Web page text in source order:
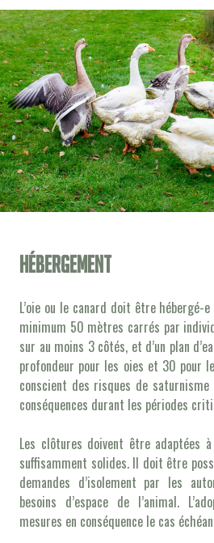
Hébergement
L’oie ou le canard doit être hébergé-
minimum 50 mètres carrés par
sur au moins 3 côtés, et d’un plan
profondeur pour les oies et 30 pour
conscient des risques de
conséquences durant les périodes
Les clôtures doivent être adaptées
suffisamment solides. Il doit être
demandes d’isolement par les
besoins d’espace de l’animal.
mesures en conséquence le cas